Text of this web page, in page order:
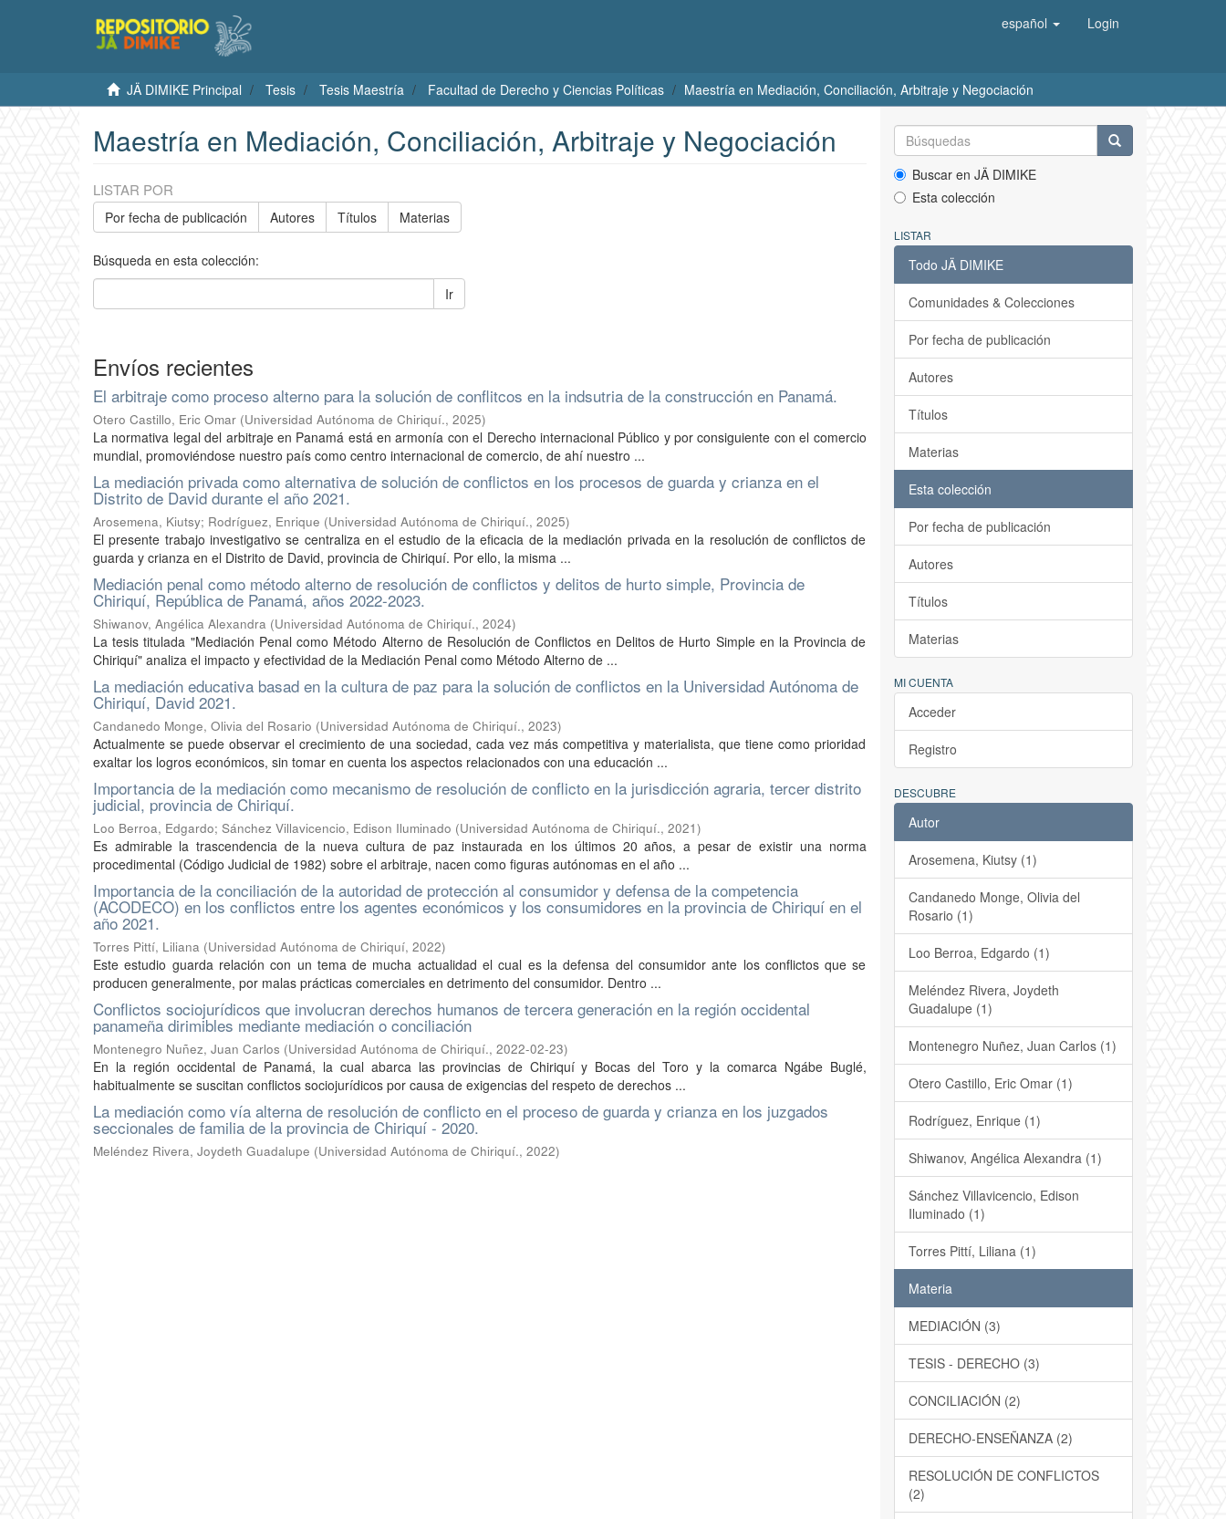
español Login
JÄ DIMIKE Principal Tesis Tesis Maestría Facultad de Derecho y Ciencias Políticas Maestría en Mediación, Conciliación, Arbitraje y Negociación
Maestría en Mediación, Conciliación, Arbitraje y Negociación
LISTAR POR
Por fecha de publicación Autores Títulos Materias
Búsqueda en esta colección:
Ir
Envíos recientes
El arbitraje como proceso alterno para la solución de conflitcos en la indsutria de la construcción en Panamá.
Otero Castillo, Eric Omar (Universidad Autónoma de Chiriquí., 2025)
La normativa legal del arbitraje en Panamá está en armonía con el Derecho internacional Público y por consiguiente con el comercio
mundial, promoviéndose nuestro país como centro internacional de comercio, de ahí nuestro ...
La mediación privada como alternativa de solución de conflictos en los procesos de guarda y crianza en el
Distrito de David durante el año 2021.
Arosemena, Kiutsy; Rodríguez, Enrique (Universidad Autónoma de Chiriquí., 2025)
El presente trabajo investigativo se centraliza en el estudio de la eficacia de la mediación privada en la resolución de conflictos de
guarda y crianza en el Distrito de David, provincia de Chiriquí. Por ello, la misma ...
Mediación penal como método alterno de resolución de conflictos y delitos de hurto simple, Provincia de
Chiriquí, República de Panamá, años 2022-2023.
Shiwanov, Angélica Alexandra (Universidad Autónoma de Chiriquí., 2024)
La tesis titulada "Mediación Penal como Método Alterno de Resolución de Conflictos en Delitos de Hurto Simple en la Provincia de
Chiriquí" analiza el impacto y efectividad de la Mediación Penal como Método Alterno de ...
La mediación educativa basad en la cultura de paz para la solución de conflictos en la Universidad Autónoma de
Chiriquí, David 2021.
Candanedo Monge, Olivia del Rosario (Universidad Autónoma de Chiriquí., 2023)
Actualmente se puede observar el crecimiento de una sociedad, cada vez más competitiva y materialista, que tiene como prioridad
exaltar los logros económicos, sin tomar en cuenta los aspectos relacionados con una educación ...
Importancia de la mediación como mecanismo de resolución de conflicto en la jurisdicción agraria, tercer distrito
judicial, provincia de Chiriquí.
Loo Berroa, Edgardo; Sánchez Villavicencio, Edison Iluminado (Universidad Autónoma de Chiriquí., 2021)
Es admirable la trascendencia de la nueva cultura de paz instaurada en los últimos 20 años, a pesar de existir una norma
procedimental (Código Judicial de 1982) sobre el arbitraje, nacen como figuras autónomas en el año ...
Importancia de la conciliación de la autoridad de protección al consumidor y defensa de la competencia
(ACODECO) en los conflictos entre los agentes económicos y los consumidores en la provincia de Chiriquí en el
año 2021.
Torres Pittí, Liliana (Universidad Autónoma de Chiriquí, 2022)
Este estudio guarda relación con un tema de mucha actualidad el cual es la defensa del consumidor ante los conflictos que se
producen generalmente, por malas prácticas comerciales en detrimento del consumidor. Dentro ...
Conflictos sociojurídicos que involucran derechos humanos de tercera generación en la región occidental
panameña dirimibles mediante mediación o conciliación
Montenegro Nuñez, Juan Carlos (Universidad Autónoma de Chiriquí., 2022-02-23)
En la región occidental de Panamá, la cual abarca las provincias de Chiriquí y Bocas del Toro y la comarca Ngábe Buglé,
habitualmente se suscitan conflictos sociojurídicos por causa de exigencias del respeto de derechos ...
La mediación como vía alterna de resolución de conflicto en el proceso de guarda y crianza en los juzgados
seccionales de familia de la provincia de Chiriquí - 2020.
Meléndez Rivera, Joydeth Guadalupe (Universidad Autónoma de Chiriquí., 2022)
Buscar en JÄ DIMIKE
Esta colección
LISTAR
Todo JÄ DIMIKE
Comunidades & Colecciones
Por fecha de publicación
Autores
Títulos
Materias
Esta colección
Por fecha de publicación
Autores
Títulos
Materias
MI CUENTA
Acceder
Registro
DESCUBRE
Autor
Arosemena, Kiutsy (1)
Candanedo Monge, Olivia del
Rosario (1)
Loo Berroa, Edgardo (1)
Meléndez Rivera, Joydeth
Guadalupe (1)
Montenegro Nuñez, Juan Carlos (1)
Otero Castillo, Eric Omar (1)
Rodríguez, Enrique (1)
Shiwanov, Angélica Alexandra (1)
Sánchez Villavicencio, Edison
Iluminado (1)
Torres Pittí, Liliana (1)
Materia
MEDIACIÓN (3)
TESIS - DERECHO (3)
CONCILIACIÓN (2)
DERECHO-ENSEÑANZA (2)
RESOLUCIÓN DE CONFLICTOS
(2)